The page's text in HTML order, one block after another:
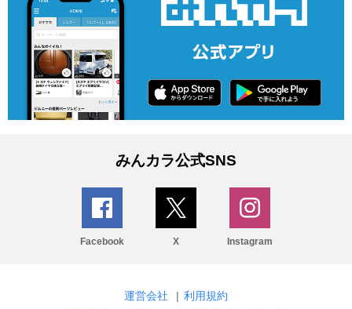
みんカラ公式SNS
Facebook X Instagram
運営会社 | 利用規約